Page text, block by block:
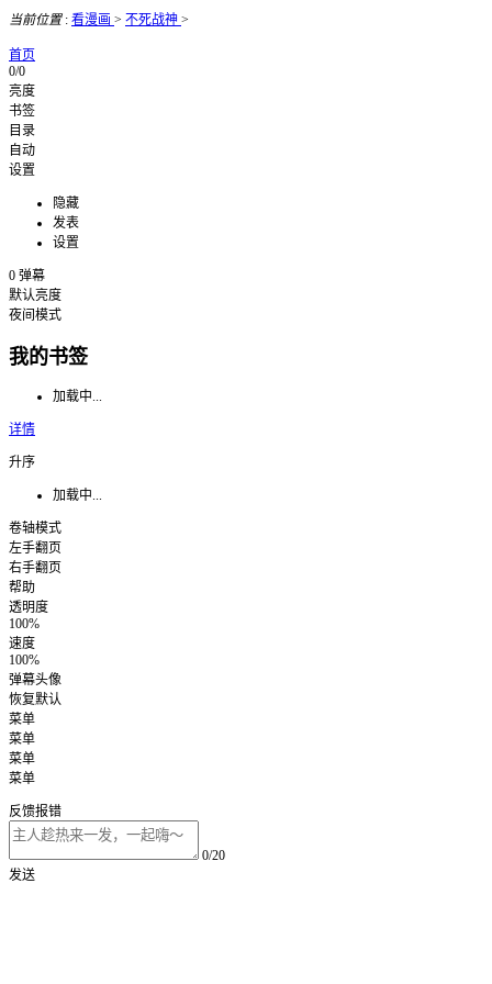
当前位置: 看漫画 > 不死战神 >
首页
0/0
亮度
书签
目录
自动
设置
隐藏
发表
设置
0 弹幕
默认亮度
夜间模式
我的书签
加载中...
详情
升序
加载中...
卷轴模式
左手翻页
右手翻页
帮助
透明度
100%
速度
100%
弹幕头像
恢复默认
菜单
菜单
菜单
菜单
反馈报错
0/20
发送